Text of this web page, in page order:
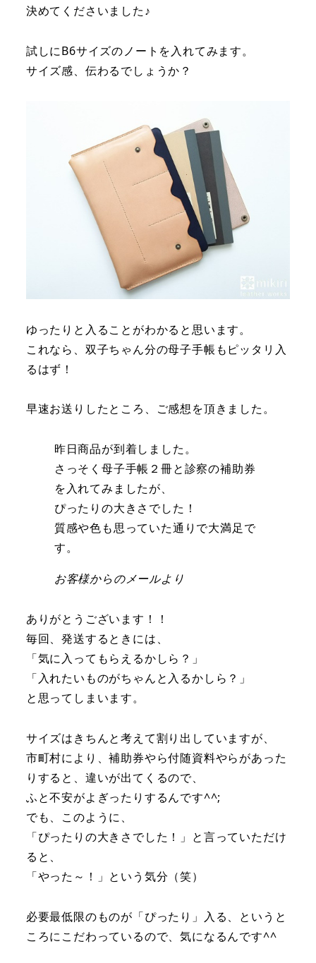
決めてくださいました♪
試しにB6サイズのノートを入れてみます。
サイズ感、伝わるでしょうか？
ゆったりと入ることがわかると思います。
これなら、双子ちゃん分の母子手帳もピッタリ入
るはず！
早速お送りしたところ、ご感想を頂きました。
昨日商品が到着しました。
さっそく母子手帳２冊と診察の補助券
を入れてみましたが、
ぴったりの大きさでした！
質感や色も思っていた通りで大満足で
す。
お客様からのメールより
ありがとうございます！！
毎回、発送するときには、
「気に入ってもらえるかしら？」
「入れたいものがちゃんと入るかしら？」
と思ってしまいます。
サイズはきちんと考えて割り出していますが、
市町村により、補助券やら付随資料やらがあった
りすると、違いが出てくるので、
ふと不安がよぎったりするんです^^;
でも、このように、
「ぴったりの大きさでした！」と言っていただけ
ると、
「やった～！」という気分（笑）
必要最低限のものが「ぴったり」入る、というと
ころにこだわっているので、気になるんです^^